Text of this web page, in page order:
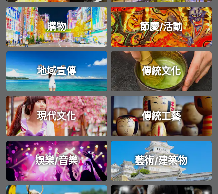
購物 節慶/活動
地域宣傳 傳統文化
現代文化 傳統工藝
娛樂/音樂 藝術/建築物